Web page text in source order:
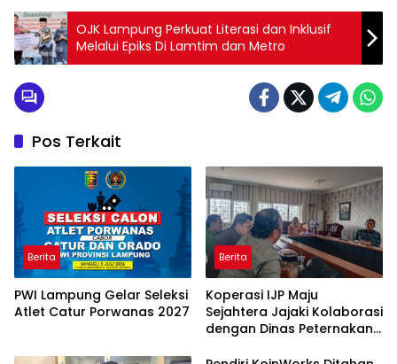
OJK Lampung Perkuat Literasi dan Inklusif
Melalui Epiks Di Lamtim dan Metro
Pos Terkait
Berita
PWI Lampung Gelar Seleksi
Atlet Catur Porwanas 2027
Berita
Koperasi IJP Maju
Sejahtera Jajaki Kolaborasi
dengan Dinas Peternakan